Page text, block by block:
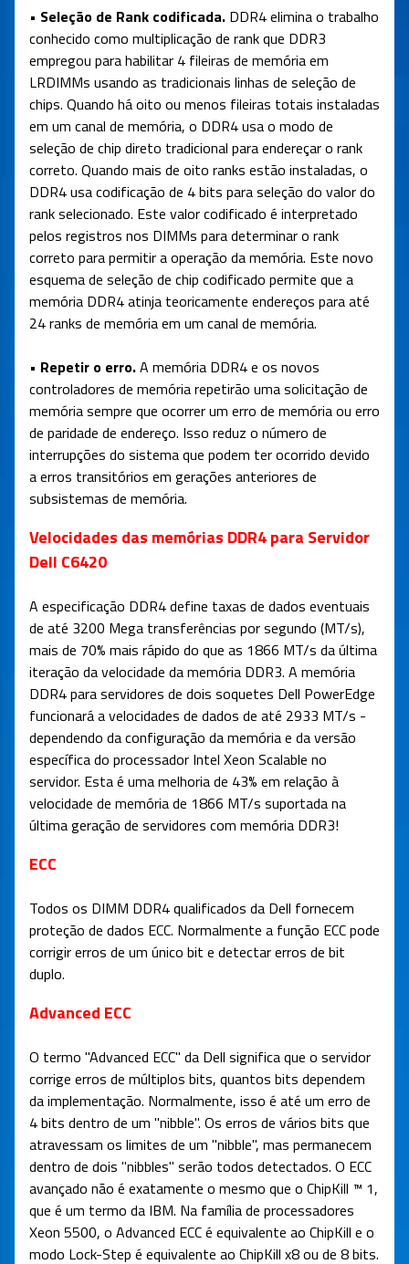
• Seleção de Rank codificada. DDR4 elimina o trabalho
conhecido como multiplicação de rank que DDR3
empregou para habilitar 4 fileiras de memória em
LRDIMMs usando as tradicionais linhas de seleção de
chips. Quando há oito ou menos fileiras totais instaladas
em um canal de memória, o DDR4 usa o modo de
seleção de chip direto tradicional para endereçar o rank
correto. Quando mais de oito ranks estão instaladas, o
DDR4 usa codificação de 4 bits para seleção do valor do
rank selecionado. Este valor codificado é interpretado
pelos registros nos DIMMs para determinar o rank
correto para permitir a operação da memória. Este novo
esquema de seleção de chip codificado permite que a
memória DDR4 atinja teoricamente endereços para até
24 ranks de memória em um canal de memória.
• Repetir o erro.A memória DDR4 e os novos
controladores de memória repetirão uma solicitação de
memória sempre que ocorrer um erro de memória ou erro
de paridade de endereço. Isso reduz o número de
interrupções do sistema que podem ter ocorrido devido
a erros transitórios em gerações anteriores de
subsistemas de memória.
Velocidades das memórias DDR4 para Servidor
Dell C6420
A especificação DDR4 define taxas de dados eventuais
de até 3200 Mega transferências por segundo (MT/s),
mais de 70% mais rápido do que as 1866 MT/s da última
iteração da velocidade da memória DDR3. A memória
DDR4 para servidores de dois soquetes Dell PowerEdge
funcionará a velocidades de dados de até 2933 MT/s -
dependendo da configuração da memória e da versão
específica do processador Intel Xeon Scalable no
servidor. Esta é uma melhoria de 43% em relação à
velocidade de memória de 1866 MT/s suportada na
última geração de servidores com memória DDR3!
ECC
Todos os DIMM DDR4 qualificados da Dell fornecem
proteção de dados ECC. Normalmente a função ECC pode
corrigir erros de um único bit e detectar erros de bit
duplo.
Advanced ECC
O termo "Advanced ECC" da Dell significa que o servidor
corrige erros de múltiplos bits, quantos bits dependem
da implementação. Normalmente, isso é até um erro de
4 bits dentro de um "nibble". Os erros de vários bits que
atravessam os limites de um "nibble", mas permanecem
dentro de dois "nibbles" serão todos detectados. O ECC
avançado não é exatamente o mesmo que o ChipKill ™ 1,
que é um termo da IBM. Na família de processadores
Xeon 5500, o Advanced ECC é equivalente ao ChipKill e o
modo Lock-Step é equivalente ao ChipKill x8 ou de 8 bits.